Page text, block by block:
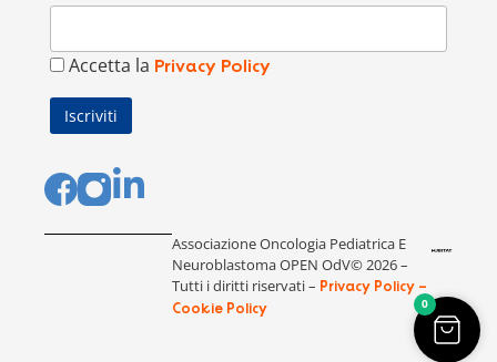
Accetta la Privacy Policy
Associazione Oncologia Pediatrica E
Neuroblastoma OPEN OdV© 2026 –
Tutti i diritti riservati – Privacy Policy –
Cookie Policy
0